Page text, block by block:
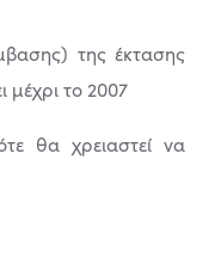
της έκτασης
μέχρι το 2007
θα χρειαστεί να